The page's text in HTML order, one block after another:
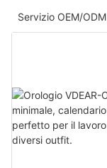
Servizio OEM/ODM